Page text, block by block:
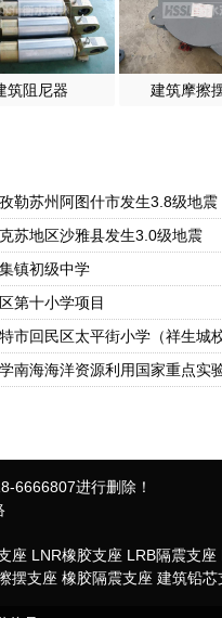
筑阻尼器 建筑摩擦
勒苏州阿图什市发生3.8级地震
苏地区沙雅县发生3.0级地震
镇初级中学
第十小学项目
南海海洋资源利用国家重点实
6666807进行删除！
座 LNR橡胶支座 LRB隔震支座
摆支座 橡胶隔震支座 建筑铅芯